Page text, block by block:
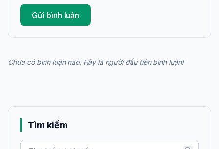
Gửi bình luận
Chưa có bình luận nào. Hãy là người đầu tiên bình luận!
Tìm kiếm